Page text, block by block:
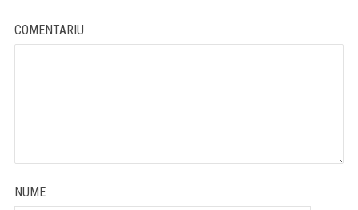
COMENTARIU
NUME